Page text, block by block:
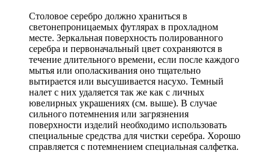
Столовое серебро должно храниться в
светонепроницаемых футлярах в прохладном
месте. Зеркальная поверхность полированного
серебра и первоначальный цвет сохраняются в
течение длительного времени, если после каждого
мытья или ополаскивания оно тщательно
вытирается или высушивается насухо. Темный
налет с них удаляется так же как с личных
ювелирных украшениях (см. выше). В случае
сильного потемнения или загрязнения
поверхности изделий необходимо использовать
специальные средства для чистки серебра. Хорошо
справляется с потемнением специальная салфетка.